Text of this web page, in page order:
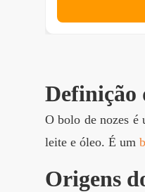
Definição
O bolo de nozes é
leite e óleo. É um
Origens